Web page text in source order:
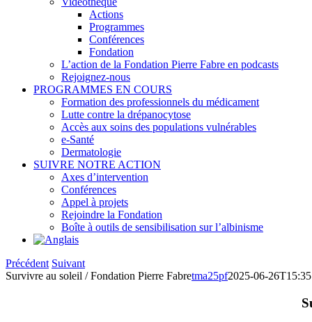
Actions
Programmes
Conférences
Fondation
L’action de la Fondation Pierre Fabre en podcasts
Rejoignez-nous
PROGRAMMES EN COURS
Formation des professionnels du médicament
Lutte contre la drépanocytose
Accès aux soins des populations vulnérables
e-Santé
Dermatologie
SUIVRE NOTRE ACTION
Axes d’intervention
Conférences
Appel à projets
Rejoindre la Fondation
Boîte à outils de sensibilisation sur l’albinisme
Précédent Suivant
Survivre au soleil / Fondation Pierre Fabretma25pf2025-06-